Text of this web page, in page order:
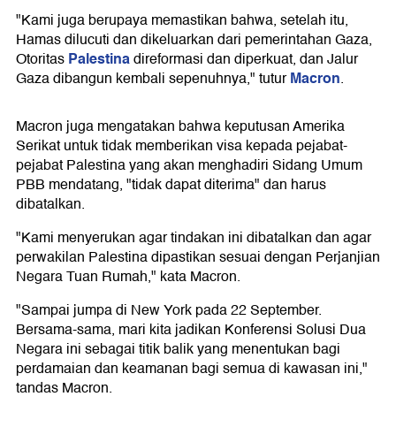
"Kami juga berupaya memastikan bahwa, setelah itu,
Hamas dilucuti dan dikeluarkan dari pemerintahan Gaza,
OtoritasPalestinadireformasi dan diperkuat, dan Jalur
Gaza dibangun kembali sepenuhnya," tuturMacron.
Macron juga mengatakan bahwa keputusan Amerika
Serikat untuk tidak memberikan visa kepada pejabat-
pejabat Palestina yang akan menghadiri Sidang Umum
PBB mendatang, "tidak dapat diterima" dan harus
dibatalkan.
"Kami menyerukan agar tindakan ini dibatalkan dan agar
perwakilan Palestina dipastikan sesuai dengan Perjanjian
Negara Tuan Rumah," kata Macron.
"Sampai jumpa di New York pada 22 September.
Bersama-sama, mari kita jadikan Konferensi Solusi Dua
Negara ini sebagai titik balik yang menentukan bagi
perdamaian dan keamanan bagi semua di kawasan ini,"
tandas Macron.